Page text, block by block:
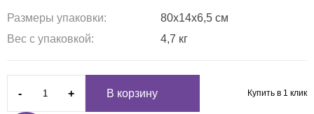
Размеры упаковки:
80х14х6,5 см
Вес с упаковкой:
4,7 кг
- + В корзину Купить в 1 клик